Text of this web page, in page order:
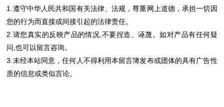
1.遵守中华人民共和国有关法律、法规，尊重网上道德，承担一切因
您的行为而直接或间接引起的法律责任。
2.请您真实的反映产品的情况,不要捏造、诬蔑。如对产品有任何疑
问,也可以留言咨询。
3.未经本站同意，任何人不得利用本留言簿发布或团体的具有广告性
质的信息或类似言论。